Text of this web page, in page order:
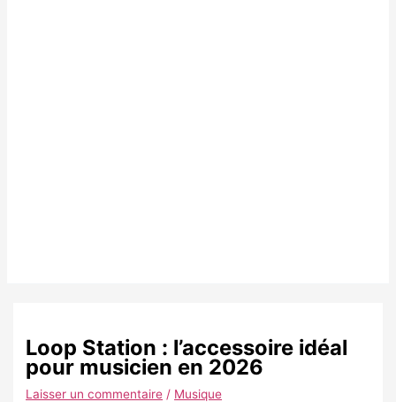
Loop Station : l’accessoire idéal
pour musicien en 2026
Laisser un commentaire / Musique